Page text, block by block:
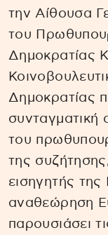
την Αίθουσα
του
Δημοκρατίας
Δημοκρατίας
συνταγματική
του
της
εισηγητής
αναθεώρηση
παρουσιάσει